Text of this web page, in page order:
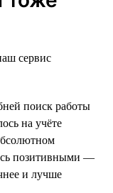
сервис
поиск работы
на учёте
позитивными —
и лучше